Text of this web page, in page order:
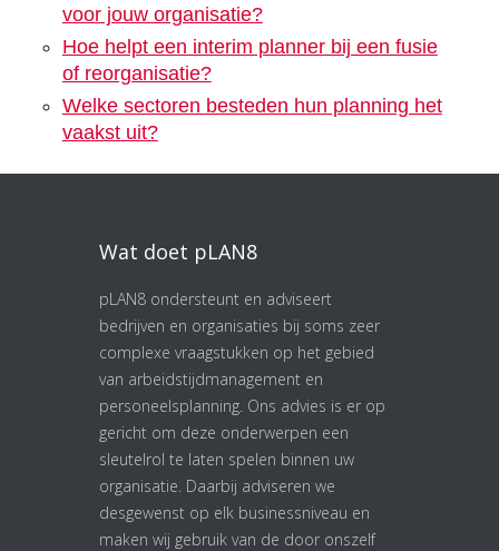
voor jouw organisatie?
Hoe helpt een interim planner bij een fusie
of reorganisatie?
Welke sectoren besteden hun planning het
vaakst uit?
Wat doet pLAN8
pLAN8 ondersteunt en adviseert
bedrijven en organisaties bij soms zeer
complexe vraagstukken op het gebied
van arbeidstijdmanagement en
personeelsplanning. Ons advies is er op
gericht om deze onderwerpen een
sleutelrol te laten spelen binnen uw
organisatie. Daarbij adviseren we
desgewenst op elk businessniveau en
maken wij gebruik van de door onszelf